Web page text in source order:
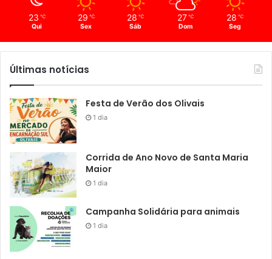
23 ℃
Qui
29 ℃
Sex
28 ℃
Sáb
27 ℃
Dom
28 ℃
Seg
Últimas notícias
Festa de Verão dos Olivais
1 dia
Corrida de Ano Novo de Santa Maria
Maior
1 dia
Campanha Solidária para animais
1 dia